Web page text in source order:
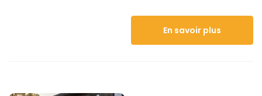
En savoir plus